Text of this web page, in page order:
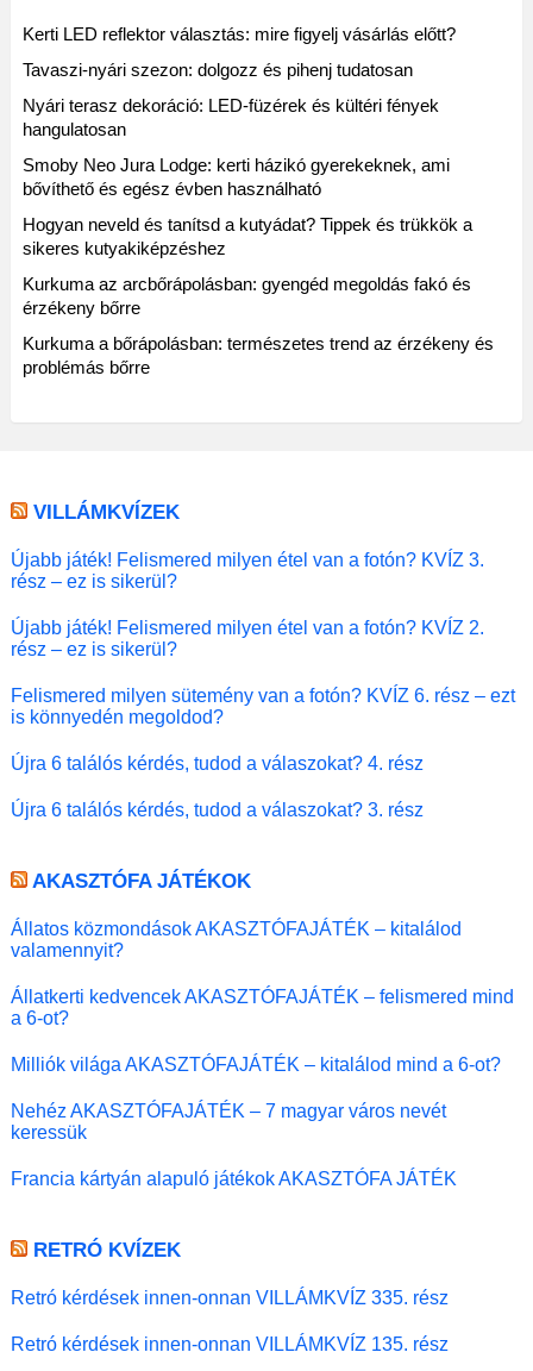
Kerti LED reflektor választás: mire figyelj vásárlás előtt?
Tavaszi-nyári szezon: dolgozz és pihenj tudatosan
Nyári terasz dekoráció: LED-füzérek és kültéri fények
hangulatosan
Smoby Neo Jura Lodge: kerti házikó gyerekeknek, ami
bővíthető és egész évben használható
Hogyan neveld és tanítsd a kutyádat? Tippek és trükkök a
sikeres kutyakiképzéshez
Kurkuma az arcbőrápolásban: gyengéd megoldás fakó és
érzékeny bőrre
Kurkuma a bőrápolásban: természetes trend az érzékeny és
problémás bőrre
VILLÁMKVÍZEK
Újabb játék! Felismered milyen étel van a fotón? KVÍZ 3.
rész – ez is sikerül?
Újabb játék! Felismered milyen étel van a fotón? KVÍZ 2.
rész – ez is sikerül?
Felismered milyen sütemény van a fotón? KVÍZ 6. rész – ezt
is könnyedén megoldod?
Újra 6 találós kérdés, tudod a válaszokat? 4. rész
Újra 6 találós kérdés, tudod a válaszokat? 3. rész
AKASZTÓFA JÁTÉKOK
Állatos közmondások AKASZTÓFAJÁTÉK – kitalálod
valamennyit?
Állatkerti kedvencek AKASZTÓFAJÁTÉK – felismered mind
a 6-ot?
Milliók világa AKASZTÓFAJÁTÉK – kitalálod mind a 6-ot?
Nehéz AKASZTÓFAJÁTÉK – 7 magyar város nevét
keressük
Francia kártyán alapuló játékok AKASZTÓFA JÁTÉK
RETRÓ KVÍZEK
Retró kérdések innen-onnan VILLÁMKVÍZ 335. rész
Retró kérdések innen-onnan VILLÁMKVÍZ 135. rész